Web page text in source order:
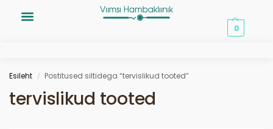
0
Esileht / Postitused siltidega “tervislikud tooted”
tervislikud tooted